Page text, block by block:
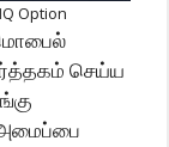
Option
செய்ய